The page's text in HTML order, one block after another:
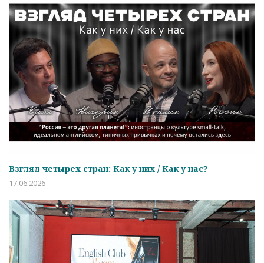
Взгляд четырех стран: Как у них / Как у нас?
17.06.2026